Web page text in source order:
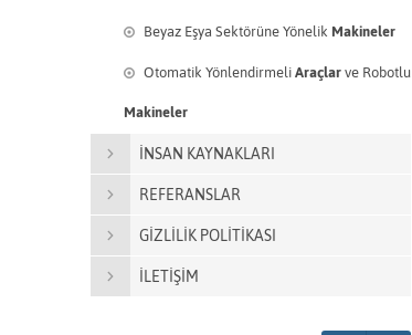
Beyaz Eşya Sektörüne Yönelik Makineler
Otomatik Yönlendirmeli Araçlar ve Robotlu
Makineler
İNSAN KAYNAKLARI
REFERANSLAR
GİZLİLİK POLİTİKASI
İLETİŞİM